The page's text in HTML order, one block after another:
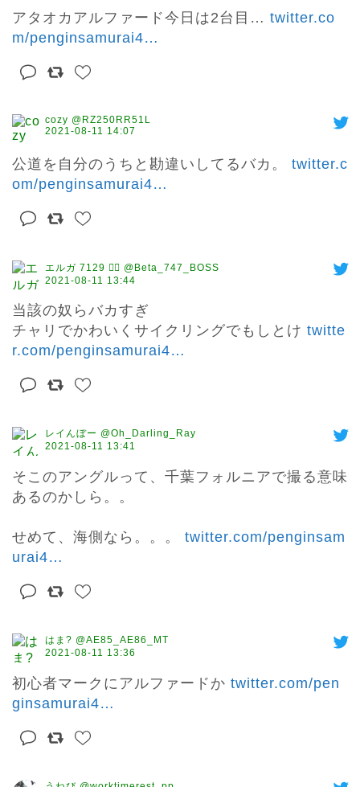
アタオカアルファード今日は2台目… twitter.co
m/penginsamurai4…
cozy @RZ250RR51L
2021-08-11 14:07
公道を自分のうちと勘違いしてるバカ。 twitter.c
om/penginsamurai4…
エルガ 7129 茨⃝ @Beta_747_BOSS
2021-08-11 13:44
当該の奴らバカすぎ
チャリでかわいくサイクリングでもしとけ twitte
r.com/penginsamurai4…
レイんぼー @Oh_Darling_Ray
2021-08-11 13:41
そこのアングルって、千葉フォルニアで撮る意味
あるのかしら。。
せめて、海側なら。。。 twitter.com/penginsam
urai4…
はま? @AE85_AE86_MT
2021-08-11 13:36
初心者マークにアルファードか twitter.com/pen
ginsamurai4…